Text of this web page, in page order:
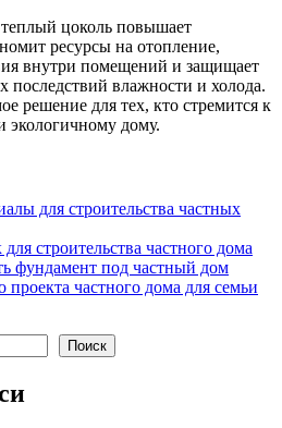
цоколь повышает
ресурсы на отопление,
внутри помещений и защищает
последствий влажности и холода.
решение для тех, кто стремится к
экологичному дому.
для строительства частных
строительства частного дома
фундамент под частный дом
частного дома для семьи
Поиск